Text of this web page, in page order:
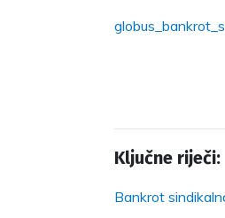
Ključne riječi:
Bankrot